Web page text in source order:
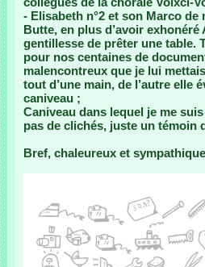
- Elisabeth n°2 et son Marco
Butte, en plus d’avoir exhonéré
gentillesse de prêter une table.
pour nos centaines de
malencontreux que je lui
tout d’une main, de l’autre elle
caniveau ;
Caniveau dans lequel je me
pas de clichés, juste un
Bref, chaleureux et